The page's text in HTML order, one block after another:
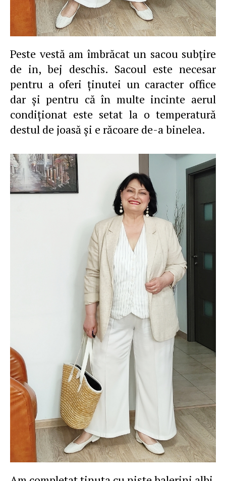
Peste vestă am îmbrăcat un sacou subţire
de in, bej deschis. Sacoul este necesar
pentru a oferi ţinutei un caracter office
dar şi pentru că în multe incinte aerul
condiţionat este setat la o temperatură
destul de joasă şi e răcoare de-a binelea.